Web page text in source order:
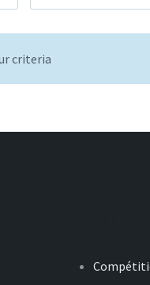
criteria